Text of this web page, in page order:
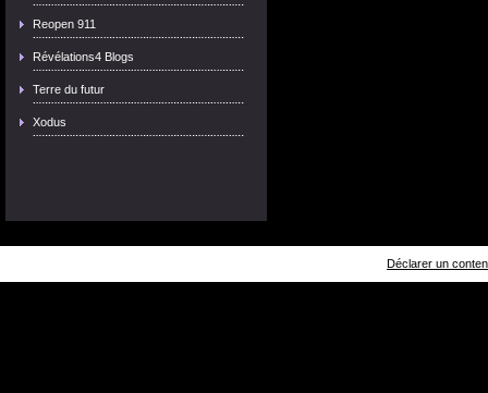
Reopen 911
Révélations4 Blogs
Terre du futur
Xodus
Déclarer un